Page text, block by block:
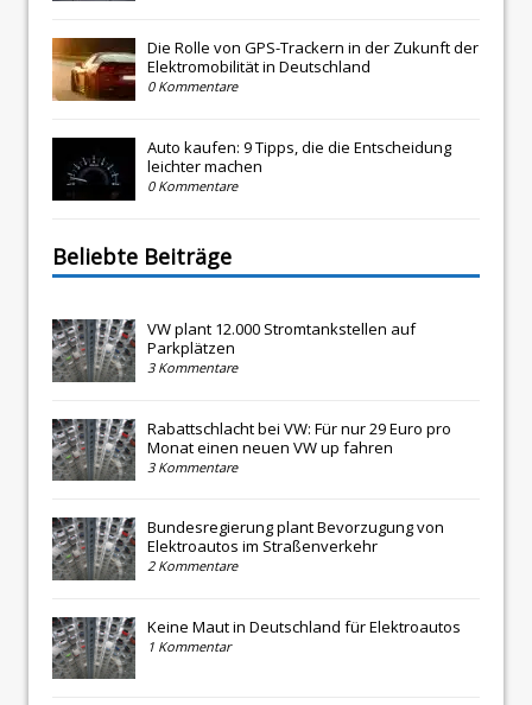
Die Rolle von GPS-Trackern in der Zukunft der
Elektromobilität in Deutschland
0 Kommentare
Auto kaufen: 9 Tipps, die die Entscheidung
leichter machen
0 Kommentare
Beliebte Beiträge
VW plant 12.000 Stromtankstellen auf
Parkplätzen
3 Kommentare
Rabattschlacht bei VW: Für nur 29 Euro pro
Monat einen neuen VW up fahren
3 Kommentare
Bundesregierung plant Bevorzugung von
Elektroautos im Straßenverkehr
2 Kommentare
Keine Maut in Deutschland für Elektroautos
1 Kommentar